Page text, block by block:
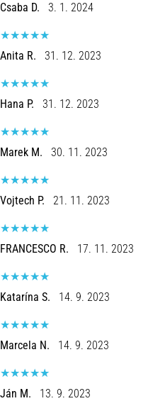
Csaba D. 3. 1. 2024
Anita R. 31. 12. 2023
Hana P. 31. 12. 2023
Marek M. 30. 11. 2023
Vojtech P. 21. 11. 2023
FRANCESCO R. 17. 11. 2023
Katarína S. 14. 9. 2023
Marcela N. 14. 9. 2023
Ján M. 13. 9. 2023